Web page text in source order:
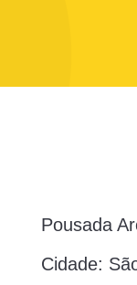
Pousada
Cidade: